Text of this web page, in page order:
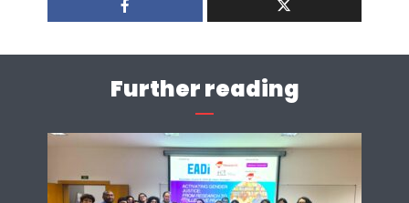
Further reading